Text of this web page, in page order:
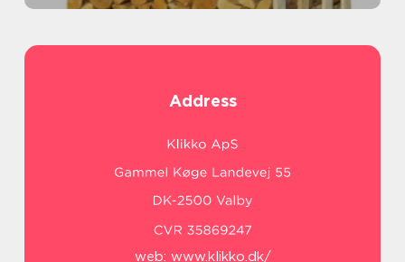
Address
web: www.klikko.dk/